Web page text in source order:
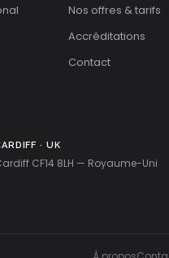
Nos offres & tarifs
Accréditations
Contact
· UK
CF14 8LH — Royaume-Uni